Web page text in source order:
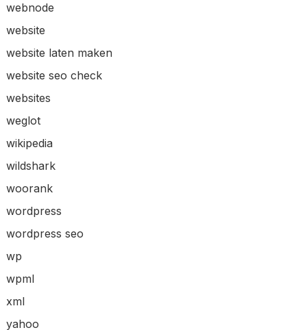
webnode
website
website laten maken
website seo check
websites
weglot
wikipedia
wildshark
woorank
wordpress
wordpress seo
wp
wpml
xml
yahoo